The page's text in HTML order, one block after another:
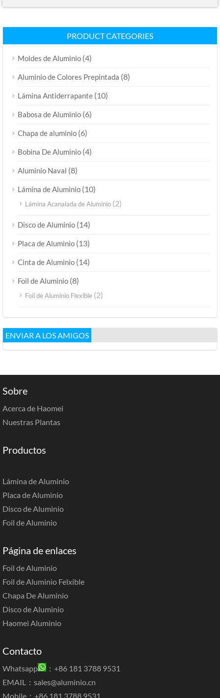
PRODUCT CATEGORIES
Moldes de Aluminio (4)
Aluminio de Colores Prepintada (8)
Lámina Antiderrapante (10)
Babosa de Aluminio (6)
Chapa de aluminio (6)
Bobina De Aluminio (4)
Aluminio Naval (8)
Lámina de Aluminio (10)
Lámina Acanalada de Aluminio (2)
Disco de Aluminio (14)
Placa de Aluminio (13)
Cinta de Aluminio (14)
Foil de Aluminio (8)
Foil de Aluminio Flexible (2)
ENVIAR A LOS AMIGOS
Sobre
Acerca de Haomei
Nuestras Plantas
Productos
Lámina de Aluminio
Placa de Aluminio
Disco de Aluminio
Foil de Aluminio
Página de enlaces
Foil de Aluminio
Foil de Aluminio Felxible
Chapa De Aluminio
Disco de Aluminio
Haomei Aluminio
Contacto
Whatsapp
：+86 181 3788 9531
EMAIL： sales@aluminio.cn
Mobile：+86 181 3788 9531